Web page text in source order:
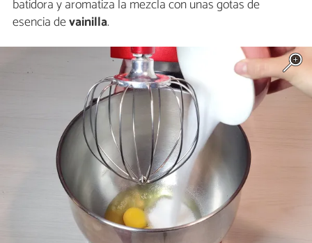
batidora y aromatiza la mezcla con unas gotas de
esencia devainilla.